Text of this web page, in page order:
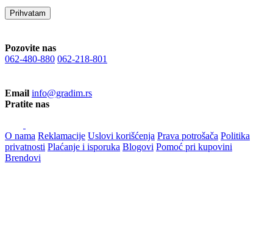
Prihvatam
Pozovite nas
062-480-880 062-218-801
Email info@gradim.rs
Pratite nas
O nama Reklamacije Uslovi korišćenja Prava potrošača Politika
privatnosti Plaćanje i isporuka Blogovi Pomoć pri kupovini
Brendovi